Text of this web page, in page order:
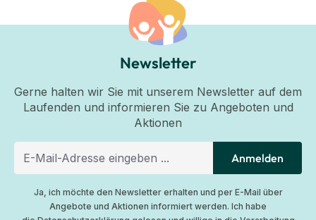
Newsletter
Gerne halten wir Sie mit unserem Newsletter auf dem
Laufenden und informieren Sie zu Angeboten und
Aktionen
Anmelden
Ja, ich möchte den Newsletter erhalten und per E-Mail über
Angebote und Aktionen informiert werden. Ich habe